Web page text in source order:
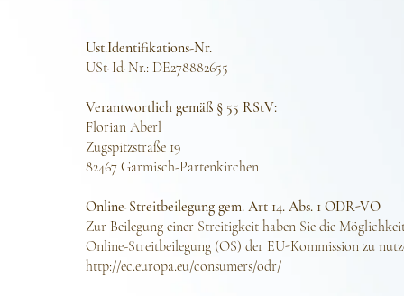
Ust.Identifikations-Nr.
USt-Id-Nr.: DE278882655
Verantwortlich gemäß § 55 RStV:
Florian Aberl
Zugspitzstraße 19
82467 Garmisch-Partenkirchen
Online-Streitbeilegung gem. Art 14. Abs. 1 ODR-VO
Zur Beilegung einer Streitigkeit haben Sie die
Online-Streitbeilegung (OS) der EU-Kommission zu
http://ec.europa.eu/consumers/odr/